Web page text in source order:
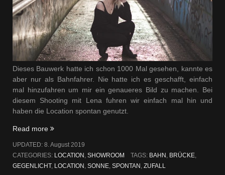
Dieses Bauwerk hatte ich schon 1000 Mal gesehen, kannte es
aber nur als Bahnfahrer. Nie hatte ich es geschafft, einfach
mal hinzufahren um mir ein genaueres Bild zu machen. Bei
diesem Shooting mit Lena fuhren wir einfach mal hin und
haben die Location spontan genutzt.
Read more „Die
UPDATED: 8. August 2019
CATEGORIES: LOCATION SHOWROOM TAGS: BAHN BRÜCKE,
GEGENLICHT, LOCATION SONNE SPONTAN ZUFALL